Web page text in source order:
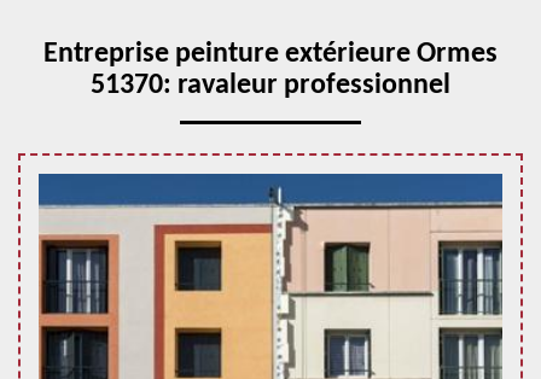
Entreprise peinture extérieure Ormes
51370: ravaleur professionnel